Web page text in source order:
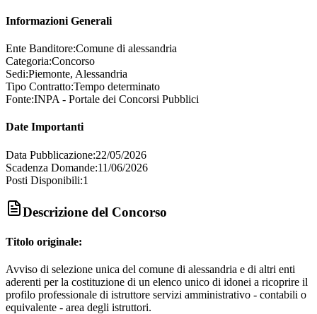
Informazioni Generali
Ente Banditore:Comune di alessandria
Categoria:Concorso
Sedi:Piemonte, Alessandria
Tipo Contratto:Tempo determinato
Fonte:INPA - Portale dei Concorsi Pubblici
Date Importanti
Data Pubblicazione:22/05/2026
Scadenza Domande:11/06/2026
Posti Disponibili:1
Descrizione del Concorso
Titolo originale:
Avviso di selezione unica del comune di alessandria e di altri enti
aderenti per la costituzione di un elenco unico di idonei a ricoprire il
profilo professionale di istruttore servizi amministrativo - contabili o
equivalente - area degli istruttori.